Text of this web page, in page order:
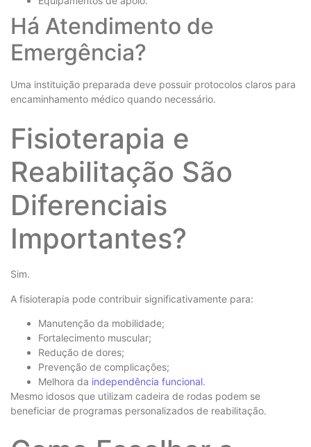
Há Atendimento de
Emergência?
Uma instituição preparada deve possuir protocolos claros para
encaminhamento médico quando necessário.
Fisioterapia e
Reabilitação São
Diferenciais
Importantes?
Sim.
A fisioterapia pode contribuir significativamente para:
Manutenção da mobilidade;
Fortalecimento muscular;
Redução de dores;
Prevenção de complicações;
Melhora da independência funcional.
Mesmo idosos que utilizam cadeira de rodas podem se
beneficiar de programas personalizados de reabilitação.